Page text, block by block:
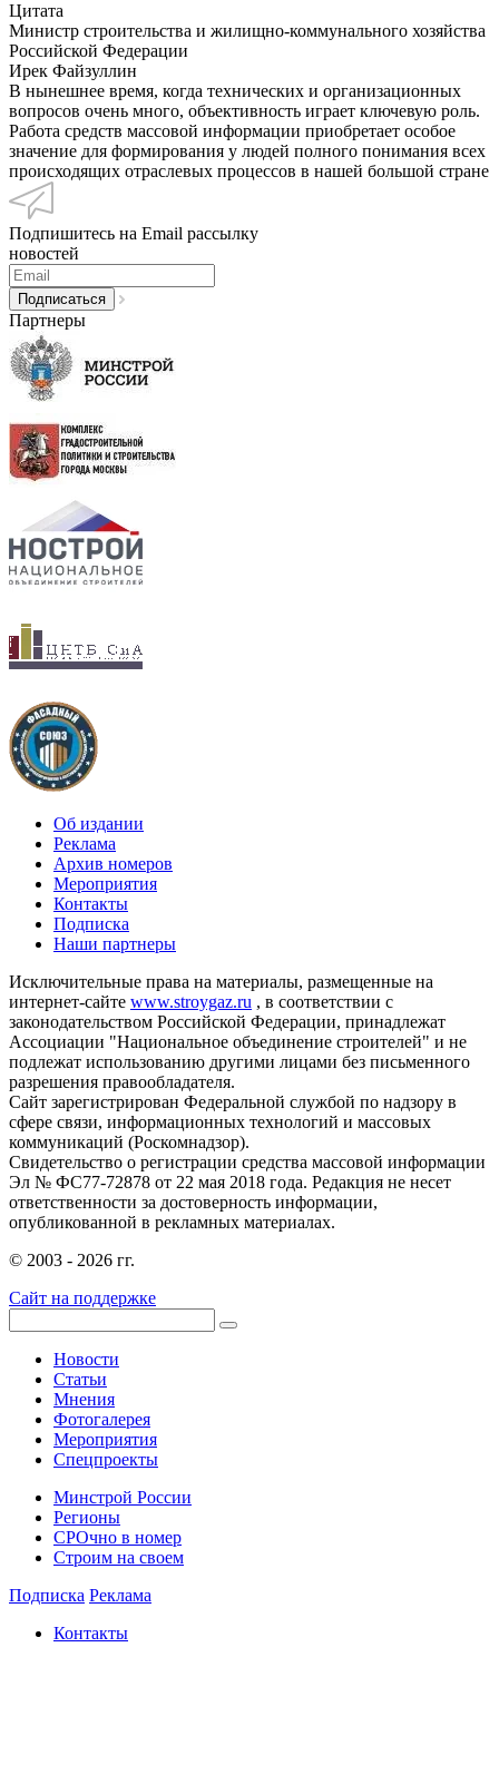
Цитата
Министр строительства и жилищно-коммунального хозяйства
Российской Федерации
Ирек Файзуллин
В нынешнее время, когда технических и организационных
вопросов очень много, объективность играет ключевую роль.
Работа средств массовой информации приобретает особое
значение для формирования у людей полного понимания всех
происходящих отраслевых процессов в нашей большой стране
Подпишитесь на Email рассылку
новостей
Партнеры
Об издании
Реклама
Архив номеров
Мероприятия
Контакты
Подписка
Наши партнеры
Исключительные права на материалы, размещенные на
интернет-сайте www.stroygaz.ru , в соответствии с
законодательством Российской Федерации, принадлежат
Ассоциации "Национальное объединение строителей" и не
подлежат использованию другими лицами без письменного
разрешения правообладателя.
Сайт зарегистрирован Федеральной службой по надзору в
сфере связи, информационных технологий и массовых
коммуникаций (Роскомнадзор).
Свидетельство о регистрации средства массовой информации
Эл № ФС77-72878 от 22 мая 2018 года. Редакция не несет
ответственности за достоверность информации,
опубликованной в рекламных материалах.
© 2003 - 2026 гг.
Сайт на поддержке
Новости
Статьи
Мнения
Фотогалерея
Мероприятия
Спецпроекты
Минстрой России
Регионы
СРОчно в номер
Строим на своем
Подписка Реклама
Контакты